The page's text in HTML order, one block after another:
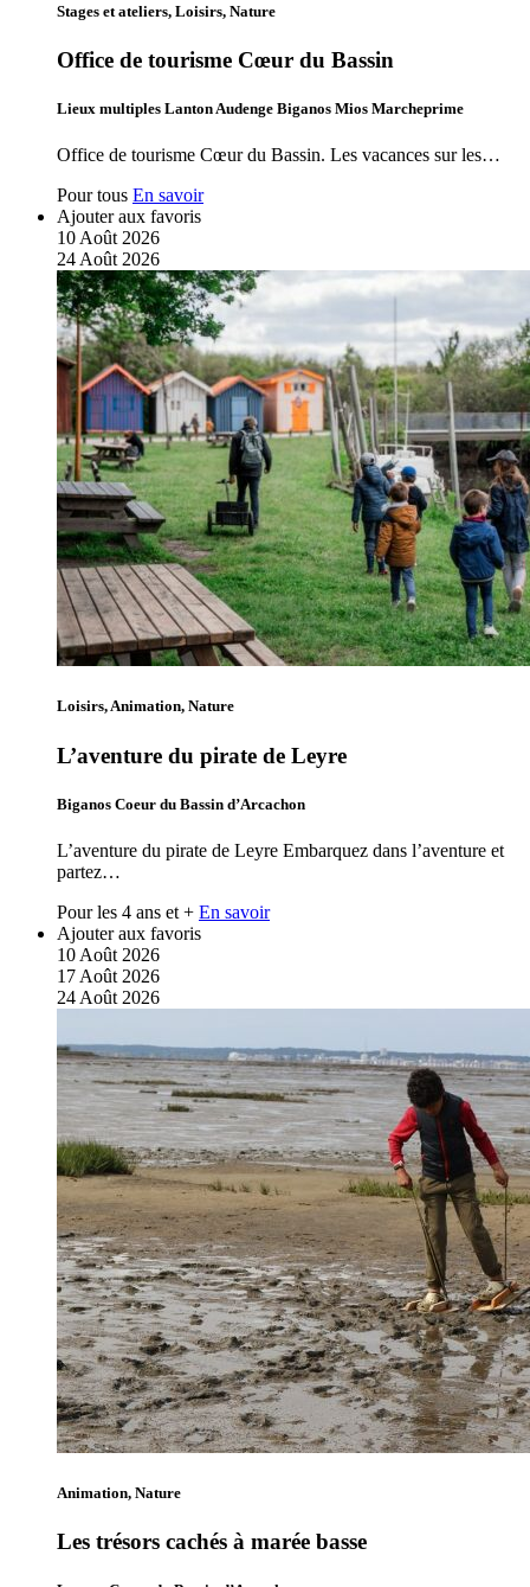
Stages et ateliers, Loisirs, Nature
Office de tourisme Cœur du Bassin
Lieux multiples Lanton Audenge Biganos Mios Marcheprime
Office de tourisme Cœur du Bassin. Les vacances sur les…
Pour tous En savoir
Ajouter aux favoris
10 Août 2026
24 Août 2026
Loisirs, Animation, Nature
L’aventure du pirate de Leyre
Biganos Coeur du Bassin d’Arcachon
L’aventure du pirate de Leyre Embarquez dans l’aventure et
partez…
Pour les 4 ans et + En savoir
Ajouter aux favoris
10 Août 2026
17 Août 2026
24 Août 2026
Animation, Nature
Les trésors cachés à marée basse